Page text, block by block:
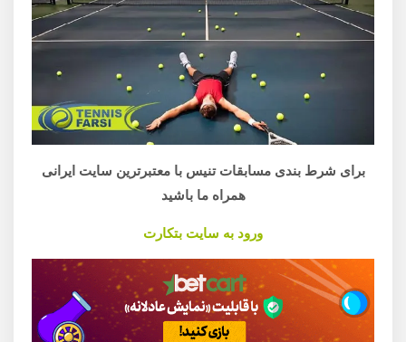
برای شرط بندی مسابقات تنیس با معتبرترین سایت ایرانی
همراه ما باشید
ورود به سایت بتکارت